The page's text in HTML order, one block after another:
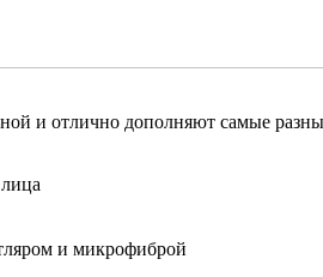
и отлично дополняют самые
и микрофиброй